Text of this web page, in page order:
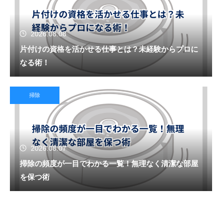
2026.08.08
片付けの資格を活かせる仕事とは？未経験からプロに
なる術！
掃除
2026.08.07
掃除の頻度が一目でわかる一覧！無理なく清潔な部屋
を保つ術